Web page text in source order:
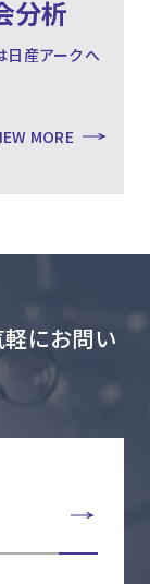
分析
日産アークへ
MORE
にお問い